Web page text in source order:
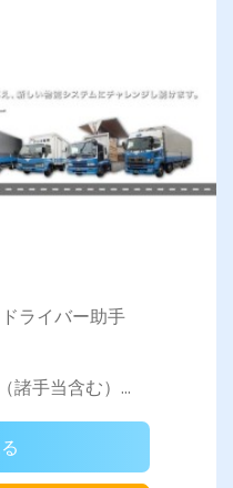
ライバー助手
諸手当含む）...